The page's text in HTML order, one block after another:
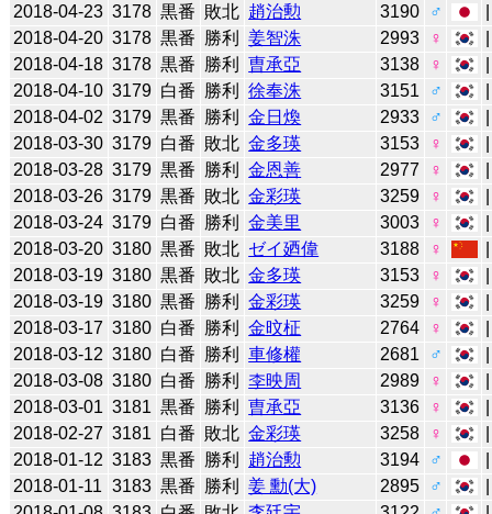
2018-04-23 3178 黒番 敗北 趙治勲 3190 ♂
2018-04-20 3178 黒番 勝利 姜智洙 2993 ♀
2018-04-18 3178 黒番 勝利 曺承亞 3138 ♀
2018-04-10 3179 白番 勝利 徐奉洙 3151 ♂
2018-04-02 3179 黒番 勝利 金日煥 2933 ♂
2018-03-30 3179 白番 敗北 金多瑛 3153 ♀
2018-03-28 3179 黒番 勝利 金恩善 2977 ♀
2018-03-26 3179 黒番 敗北 金彩瑛 3259 ♀
2018-03-24 3179 白番 勝利 金美里 3003 ♀
2018-03-20 3180 黒番 敗北 ゼイ廼偉 3188 ♀
2018-03-19 3180 黒番 敗北 金多瑛 3153 ♀
2018-03-19 3180 黒番 勝利 金彩瑛 3259 ♀
2018-03-17 3180 白番 勝利 金旼柾 2764 ♀
2018-03-12 3180 白番 勝利 車修權 2681 ♂
2018-03-08 3180 白番 勝利 李映周 2989 ♀
2018-03-01 3181 黒番 勝利 曺承亞 3136 ♀
2018-02-27 3181 白番 敗北 金彩瑛 3258 ♀
2018-01-12 3183 黒番 勝利 趙治勲 3194 ♂
2018-01-11 3183 黒番 勝利 姜 勳(大) 2895 ♂